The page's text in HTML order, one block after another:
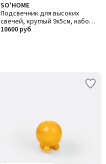
SO'HOME
Подсвечник для высоких
свечей, круглый 9х5см, набор
2шт
10600 руб